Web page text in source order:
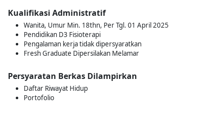
Kualifikasi Administratif
Wanita, Umur Min. 18thn, Per Tgl. 01 April 2025
Pendidikan D3 Fisioterapi
Pengalaman kerja tidak dipersyaratkan
Fresh Graduate Dipersilakan Melamar
Persyaratan Berkas Dilampirkan
Daftar Riwayat Hidup
Portofolio